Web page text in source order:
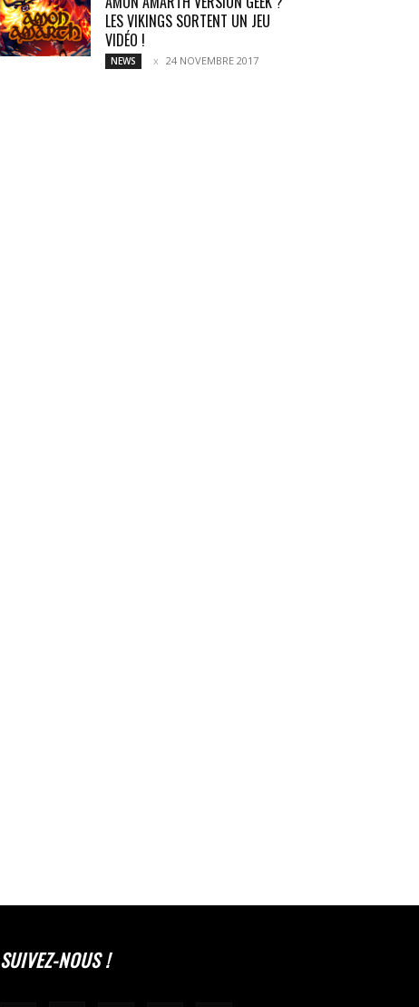
LES VIKINGS SORTENT UN JEU
VIDÉO !
NEWS 24 NOVEMBRE 2017
SUIVEZ-NOUS !